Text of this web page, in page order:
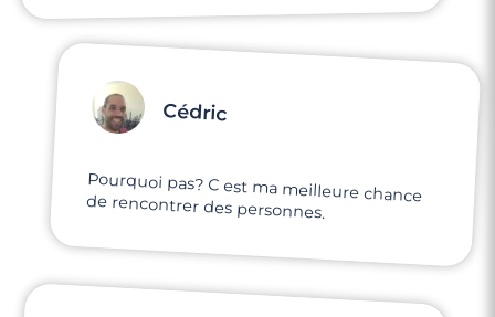
Cédric
Pourquoi pas? C est ma meilleure chance
de rencontrer des personnes.